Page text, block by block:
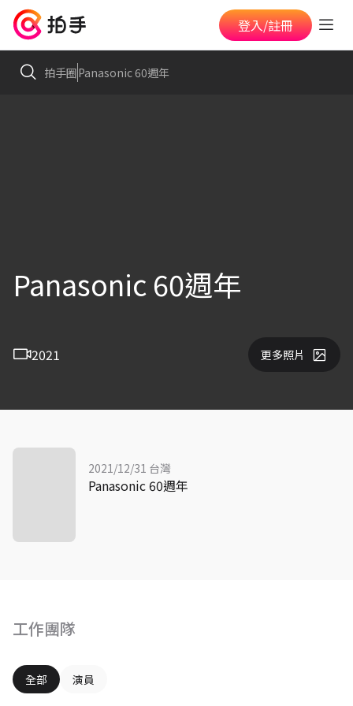
登入/註冊
拍手圈Panasonic 60週年
Panasonic 60週年
2021 更多照片
工作團隊
全部 演員
2021/12/31 台灣
Panasonic 60週年